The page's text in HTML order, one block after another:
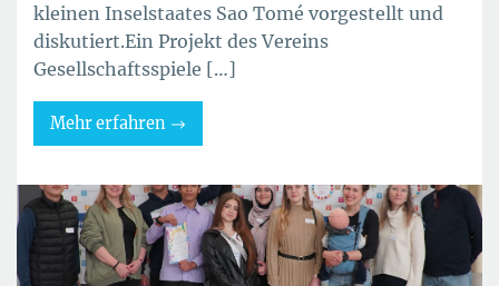
kleinen Inselstaates Sao Tomé vorgestellt und
diskutiert.Ein Projekt des Vereins
Gesellschaftsspiele […]
Mehr erfahren